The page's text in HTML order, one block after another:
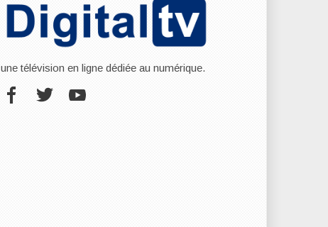
une télévision en ligne dédiée au numérique.